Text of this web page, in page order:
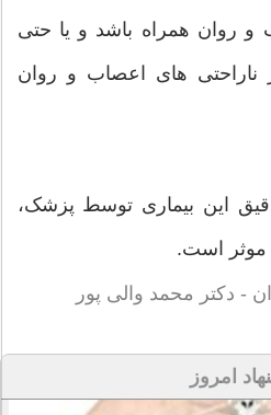
و روان همراه باشد و یا حتی
ناراحتی های اعصاب و روان
این بیماری توسط پزشک،
موثر است.
- دکتر محمد والی پور
امروز